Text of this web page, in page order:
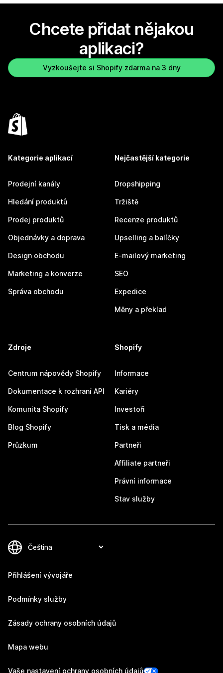
Chcete přidat nějakou
aplikaci?
Vyzkoušejte si Shopify zdarma na 3 dny
Kategorie aplikací
Prodejní kanály
Hledání produktů
Prodej produktů
Objednávky a doprava
Design obchodu
Marketing a konverze
Správa obchodu
Nejčastější kategorie
Dropshipping
Tržiště
Recenze produktů
Upselling a balíčky
E-mailový marketing
SEO
Expedice
Měny a překlad
Zdroje
Centrum nápovědy Shopify
Dokumentace k rozhraní API
Komunita Shopify
Blog Shopify
Průzkum
Shopify
Informace
Kariéry
Investoři
Tisk a média
Partneři
Affiliate partneři
Právní informace
Stav služby
Přihlášení vývojáře
Podmínky služby
Zásady ochrany osobních údajů
Mapa webu
Vaše nastavení ochrany osobních údajů